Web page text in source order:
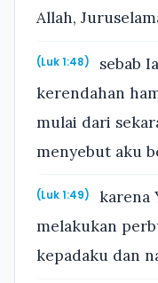
Allah,
(Luk 1:48)
sebab
kerendahan
mulai dari
menyebut aku
(Luk 1:49)
karena
melakukan
kepadaku dan